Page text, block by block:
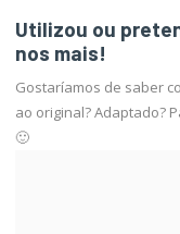
Utilizou ou
nos mais!
Gostaríamos de saber
ao original? Adaptado?
🙂